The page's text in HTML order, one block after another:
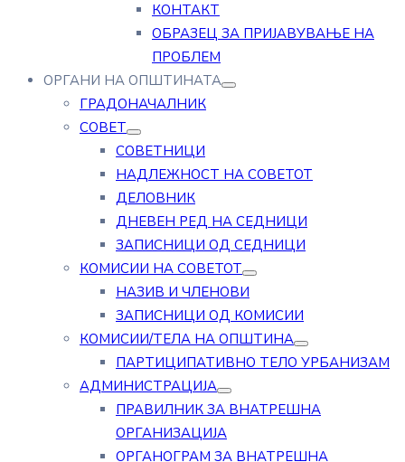
КОНТАКТ
ОБРАЗЕЦ ЗА ПРИЈАВУВАЊЕ НА
ПРОБЛЕМ
ОРГАНИ НА ОПШТИНАТА
ГРАДОНАЧАЛНИК
СОВЕТ
СОВЕТНИЦИ
НАДЛЕЖНОСТ НА СОВЕТОТ
ДЕЛОВНИК
ДНЕВЕН РЕД НА СЕДНИЦИ
ЗАПИСНИЦИ ОД СЕДНИЦИ
КОМИСИИ НА СОВЕТОТ
НАЗИВ И ЧЛЕНОВИ
ЗАПИСНИЦИ ОД КОМИСИИ
КОМИСИИ/ТЕЛА НА ОПШТИНА
ПАРТИЦИПАТИВНО ТЕЛО УРБАНИЗАМ
АДМИНИСТРАЦИЈА
ПРАВИЛНИК ЗА ВНАТРЕШНА
ОРГАНИЗАЦИЈА
ОРГАНОГРАМ ЗА ВНАТРЕШНА